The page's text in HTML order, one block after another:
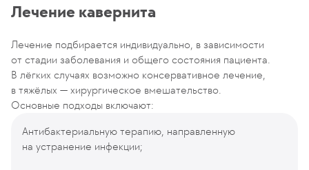
Лечение кавернита
Лечение подбирается индивидуально, в зависимости
от стадии заболевания и общего состояния пациента.
В лёгких случаях возможно консервативное лечение,
в тяжёлых — хирургическое вмешательство.
Основные подходы включают:
Антибактериальную терапию, направленную
на устранение инфекции;